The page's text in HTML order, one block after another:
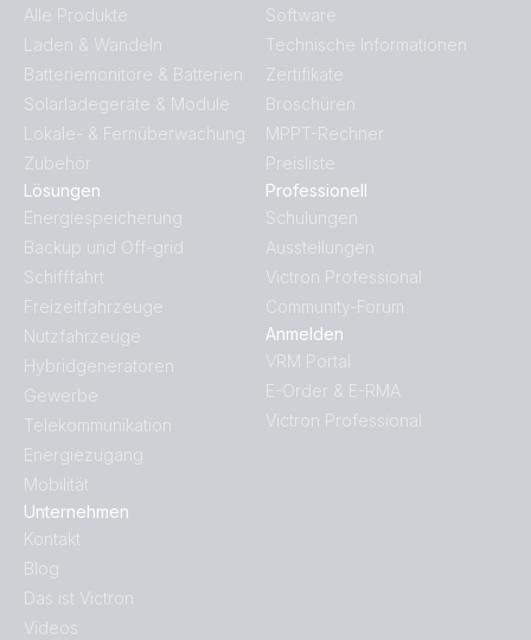
Alle Produkte
Laden & Wandeln
Batteriemonitore & Batterien
Solarladegeräte & Module
Lokale- & Fernüberwachung
Zubehör
Lösungen
Energiespeicherung
Backup und Off-grid
Schifffahrt
Freizeitfahrzeuge
Nutzfahrzeuge
Hybridgeneratoren
Gewerbe
Telekommunikation
Energiezugang
Mobilität
Unternehmen
Kontakt
Blog
Das ist Victron
Videos
Software
Technische Informationen
Zertifikate
Broschüren
MPPT-Rechner
Preisliste
Professionell
Schulungen
Ausstellungen
Victron Professional
Community-Forum
Anmelden
VRM Portal
E-Order & E-RMA
Victron Professional